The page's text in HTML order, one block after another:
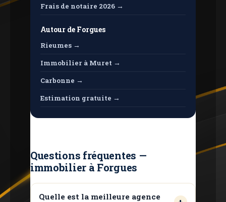
Frais de notaire 2026 →
Autour de Forgues
Rieumes →
Immobilier à Muret →
Carbonne →
Estimation gratuite →
Questions fréquentes —
immobilier à Forgues
Quelle est la meilleure agence